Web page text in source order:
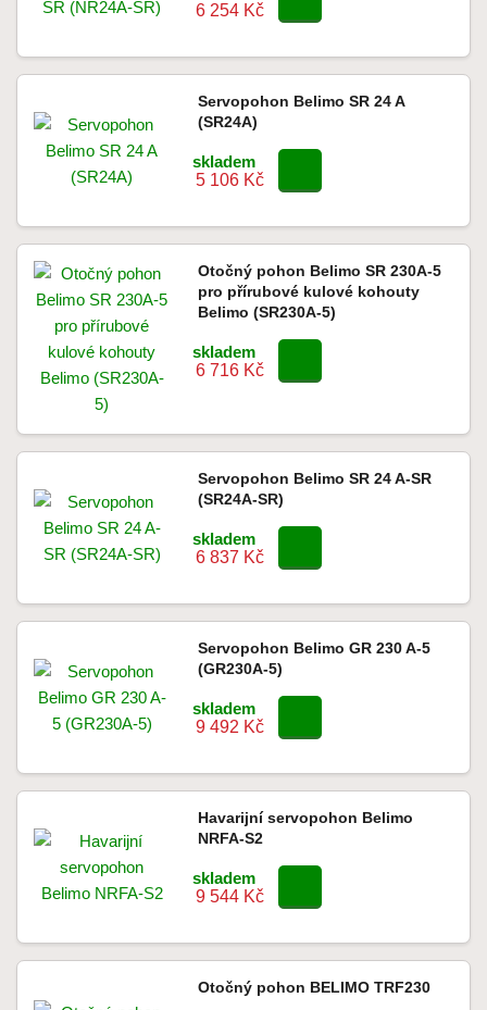
6 254 Kč
Servopohon Belimo SR 24 A
(SR24A)
skladem
5 106 Kč
Otočný pohon Belimo SR 230A-5
pro přírubové kulové kohouty
Belimo (SR230A-5)
skladem
6 716 Kč
Servopohon Belimo SR 24 A-SR
(SR24A-SR)
skladem
6 837 Kč
Servopohon Belimo GR 230 A-5
(GR230A-5)
skladem
9 492 Kč
Havarijní servopohon Belimo
NRFA-S2
skladem
9 544 Kč
Otočný pohon BELIMO TRF230